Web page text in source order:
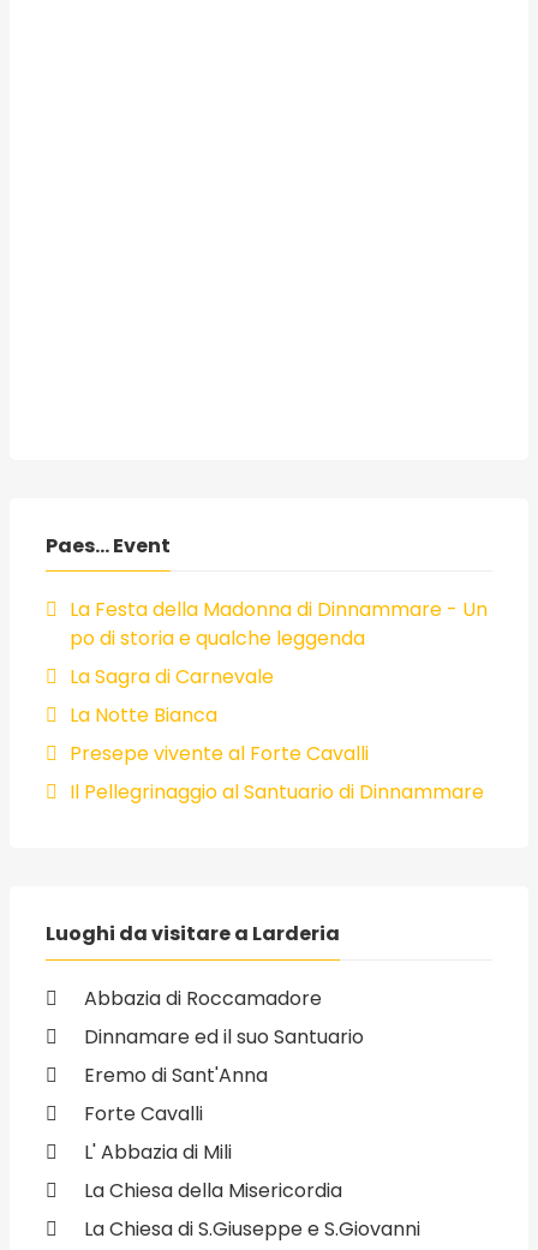
Paes... Event
La Festa della Madonna di Dinnammare - Un
po di storia e qualche leggenda
La Sagra di Carnevale
La Notte Bianca
Presepe vivente al Forte Cavalli
Il Pellegrinaggio al Santuario di Dinnammare
Luoghi da visitare a Larderia
Abbazia di Roccamadore
Dinnamare ed il suo Santuario
Eremo di Sant'Anna
Forte Cavalli
L' Abbazia di Mili
La Chiesa della Misericordia
La Chiesa di S.Giuseppe e S.Giovanni